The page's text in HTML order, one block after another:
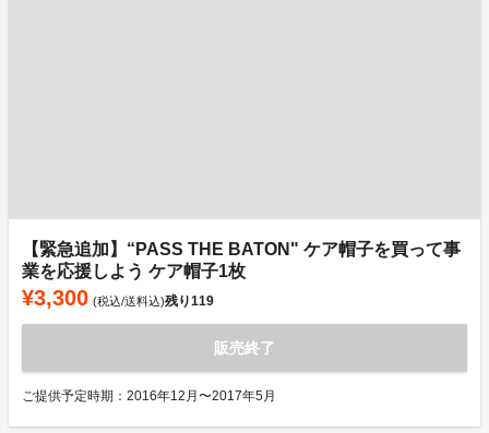
【緊急追加】“PASS THE BATON" ケア帽子を買って事
業を応援しよう ケア帽子1枚
¥3,300 (税込/送料込)残り119
販売終了
ご提供予定時期：2016年12月〜2017年5月